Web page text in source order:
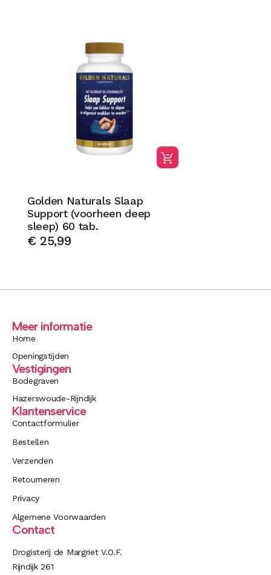
Golden Naturals Slaap
Support (voorheen deep
sleep) 60 tab.
€25,99
Meer informatie
Home
Openingstijden
Vestigingen
Bodegraven
Hazerswoude-Rijndijk
Klantenservice
Contactformulier
Bestellen
Verzenden
Retourneren
Privacy
Algemene Voorwaarden
Contact
Drogisterij de Margriet V.O.F.
Rijndijk 261